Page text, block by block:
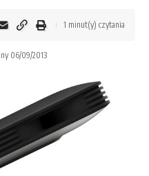
06/09/2013
1 minut(y) czytania